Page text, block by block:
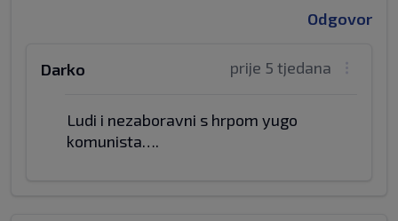
Odgovor
prije 5 tjedana
Darko
Ludi i nezaboravni s hrpom yugo
komunista….